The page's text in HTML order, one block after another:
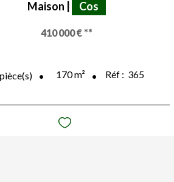
Maison Cos
410 000 €**
pièce(s) 170m² Réf : 365